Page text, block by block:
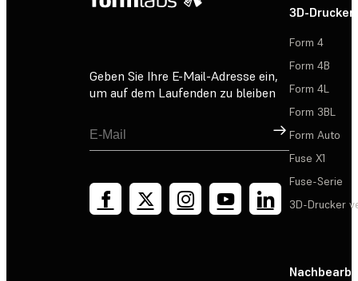
Geben Sie Ihre E-Mail-Adresse ein,
um auf dem Laufenden zu bleiben
Registrieren
3D-Drucker
Form 4
Form 4B
Form 4L
Form 3BL
Form Auto
Fuse X1
Fuse-Serie
3D-Drucker